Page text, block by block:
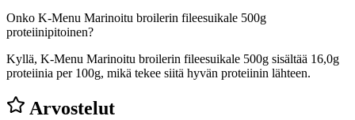
Onko K-Menu Marinoitu broilerin fileesuikale 500g
proteiinipitoinen?
Kyllä, K-Menu Marinoitu broilerin fileesuikale 500g sisältää 16,0g
proteiinia per 100g, mikä tekee siitä hyvän proteiinin lähteen.
Arvostelut